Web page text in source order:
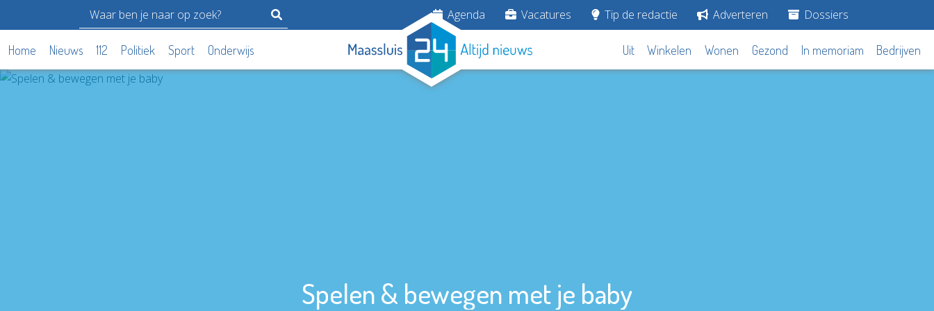
Agenda Vacatures Tip de redactie Adverteren Dossiers
Home Nieuws 112 Politiek Sport Onderwijs Uit Winkelen Wonen Gezond In memoriam Bedrijven
Spelen & bewegen met je baby